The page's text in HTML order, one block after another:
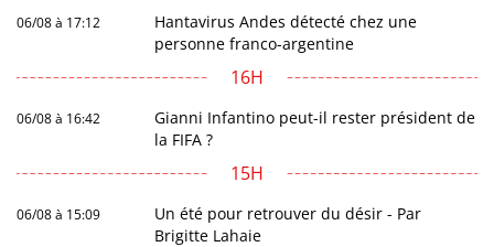
06/08 à 17:12
Hantavirus Andes détecté chez une
personne franco-argentine
16H
06/08 à 16:42
Gianni Infantino peut-il rester président de
la FIFA ?
15H
06/08 à 15:09
Un été pour retrouver du désir - Par
Brigitte Lahaie